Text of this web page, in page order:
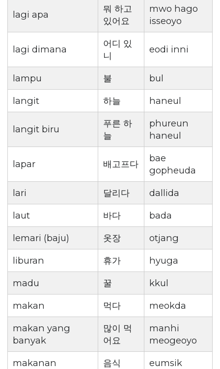
lagi apa
뭐 하고
있어요
mwo hago
isseoyo
lagi dimana
어디 있
니
eodi inni
lampu 불
bul
langit
하늘 haneul
langit biru
푸른 하
늘
phureun
haneul
lapar 배고프다
bae
gopheuda
lari
달리다
dallida
laut
바다
bada
lemari (baju)
옷장
otjang
liburan
휴가
hyuga
madu
꿀
kkul
makan
먹다
meokda
makan yang
banyak
많이 먹
어요
manhi
meogeoyo
makanan
음식
eumsik